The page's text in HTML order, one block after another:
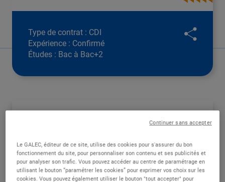
Type de contrat : CDI
Expérience : Confirmé
Études : Bac à Bac+2
Nous recherchons un(e) Responsable de Rayon
Epicerie et Frais Libre Service en CDI pour
rejoindre notre équipe.
Le GALEC, éditeur de ce site, utilise des cookies pour s'assurer du bon
fonctionnement du site, pour personnaliser son contenu et ses publicités et
pour analyser son trafic. Vous pouvez accéder au centre de paramétrage en
utilisant le bouton “paramétrer les cookies” pour exprimer vos choix sur les
cookies. Vous pouvez également utiliser le bouton "tout accepter" pour
Continuer sans accepter